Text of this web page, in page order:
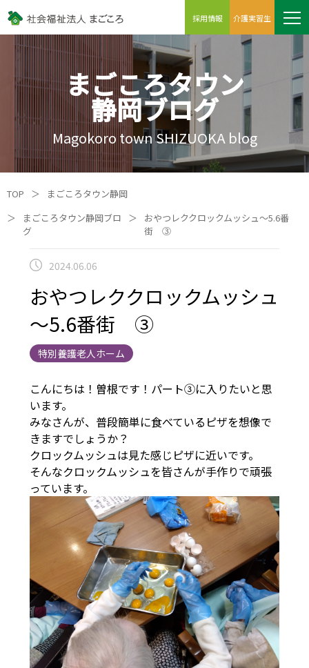
採用情報 介護実習生
まごころタウン
静岡ブログ
Magokoro town SHIZUOKA blog
TOP ＞
まごころタウン静岡
＞
まごころタウン静岡ブロ
グ
＞
おやつレククロックムッシュ～5.6番
街 ③
2024.06.06
おやつレククロックムッシュ
～5.6番街 ③
特別養護老人ホーム
こんにちは！曽根です！パート③に入りたいと思
います。
みなさんが、普段簡単に食べているピザを想像で
きますでしょうか？
クロックムッシュは見た感じピザに近いです。
そんなクロックムッシュを皆さんが手作りで頑張
っています。